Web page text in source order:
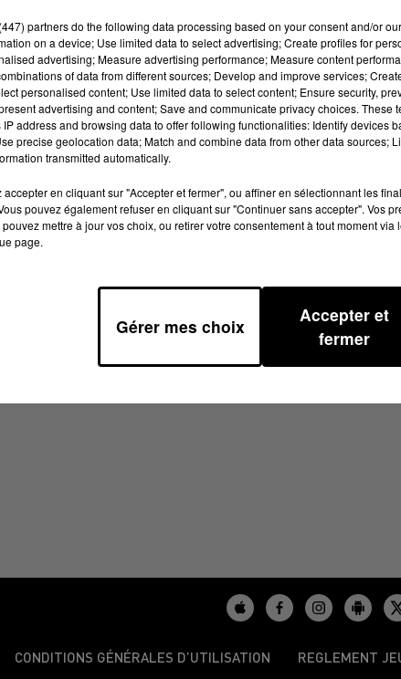
12/02/2025 À 08H30
CONDITIONS GÉNÉRALES D’UTILISATION REGLEMENT
partnersdo the following data processing based on your consent and/or
on a device; Use limited data to select advertising; Create profiles for
advertising; Measure advertising performance; Measure content
of data from different sources; Develop and improve services;
personalised content; Use limited data to select content; Ensure security,
advertising and content; Save and communicate privacy choices. These
IP address and browsing data to offer following functionalities: Identify devices
precise geolocation data; Match and combine data from other data sources;
transmitted automatically.
accepter en cliquant sur "Accepter et fermer", ou affiner en sélectionnant les
pouvez également refuser en cliquant sur "Continuer sans accepter". Vos
pouvez mettre à jour vos choix, ou retirer votre consentement à tout moment
page.
Gérer mes choix
Accepter et
fermer